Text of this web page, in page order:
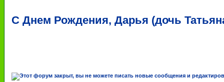
С Днем Рождения, Дарья (дочь